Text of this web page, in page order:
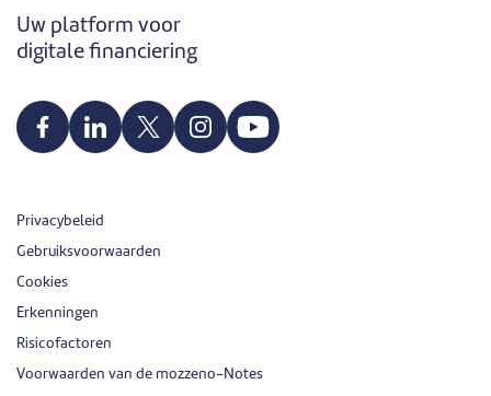
Uw platform voor
digitale financiering
Privacybeleid
Gebruiksvoorwaarden
Cookies
Erkenningen
Risicofactoren
Voorwaarden van de mozzeno-Notes